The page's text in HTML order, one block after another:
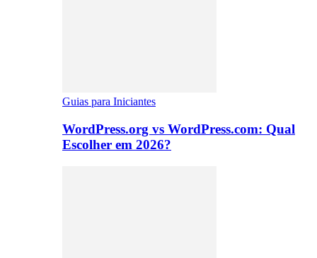
Guias para Iniciantes
WordPress.org vs WordPress.com: Qual
Escolher em 2026?